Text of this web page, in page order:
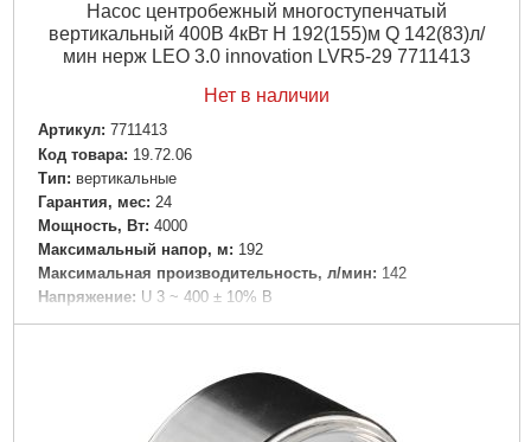
Насос центробежный многоступенчатый
вертикальный 400В 4кВт H 192(155)м Q 142(83)л/
мин нерж LEO 3.0 innovation LVR5-29 7711413
Нет в наличии
Артикул: 7711413
Код товара: 19.72.06
Tип: вертикальные
Гарантия, мес: 24
Мощность, Вт: 4000
Максимальный напор, м: 192
Максимальная производительность, л/мин: 142
Напряжение: U 3 ~ 400 ± 10% В
Номинальная сила тока, I(А): Δ8.05/Y4.65
Нержавеющая сталь AISI 304
Нержавеющая сталь AISI 304
Асинхронный, закрытого типа, воздушного